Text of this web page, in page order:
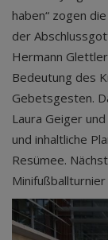
haben“ zogen
der
Hermann
Bedeutung des
Gebetsgesten.
Laura Geiger
und inhaltliche
Resümee.